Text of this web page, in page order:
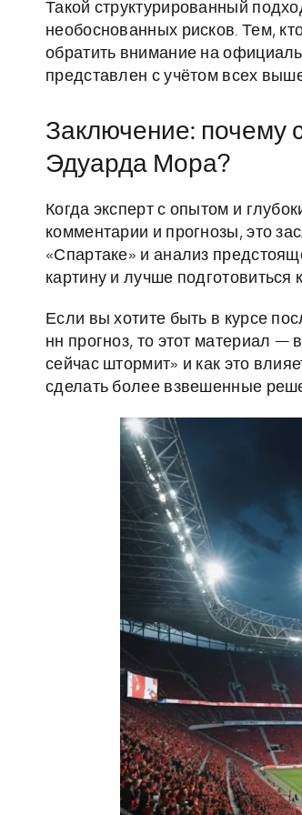
Такой структурированный
необоснованных рисков. Тем,
обратить внимание на
представлен с учётом всех
Заключение: почему
Эдуарда Мора?
Когда эксперт с опытом и
комментарии и прогнозы, это
«Спартаке» и анализ
картину и лучше подготовиться
Если вы хотите быть в курсе
нн прогноз, то этот материал
сейчас штормит» и как это
сделать более взвешенные